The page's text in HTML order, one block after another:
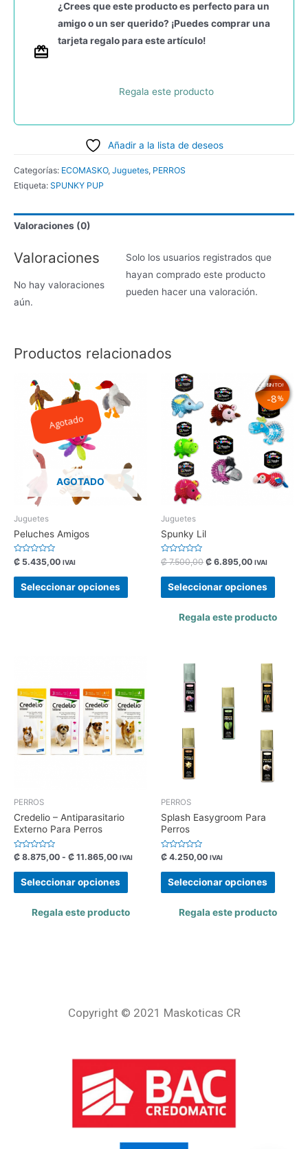
¿Crees que este producto es perfecto para un
amigo o un ser querido? ¡Puedes comprar una
tarjeta regalo para este artículo!
Regala este producto
Añadir a la lista de deseos
Categorías: ECOMASKO, Juguetes, PERROS
Etiqueta: SPUNKY PUP
Valoraciones (0)
Valoraciones
No hay valoraciones
aún.
Solo los usuarios registrados que
hayan comprado este producto
pueden hacer una valoración.
Productos relacionados
Agotado
AGOTADO
Juguetes
Peluches Amigos
Valorado
con
0
₡ 5.435,00 IVAI
Seleccionar opciones
¡EN DESCUENTO!
%
8
Juguetes
Spunky Lil
Valorado
con
0
₡7.500,00 ₡ 6.895,00 IVAI
Seleccionar opciones
Regala este producto
PERROS
Credelio – Antiparasitario
Externo Para Perros
Valorado
con
0
₡ 8.875,00 - ₡ 11.865,00 IVAI
Seleccionar opciones
Regala este producto
PERROS
Splash Easygroom Para
Perros
Valorado
con
0
₡ 4.250,00 IVAI
Seleccionar opciones
Regala este producto
Copyright © 2021 Maskoticas CR